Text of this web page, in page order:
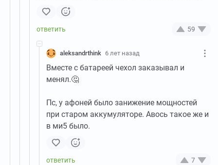
59
aleksandrthink 6 лет назад
Вместе с батареей чехол заказывал и
менял.🤔
Пс, у афоней было занижение мощностей
при старом аккумуляторе. Авось такое же и
в ми5 было.
7